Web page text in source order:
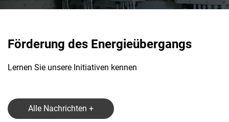
Förderung des Energieübergangs
Lernen Sie unsere Initiativen kennen
Alle Nachrichten +